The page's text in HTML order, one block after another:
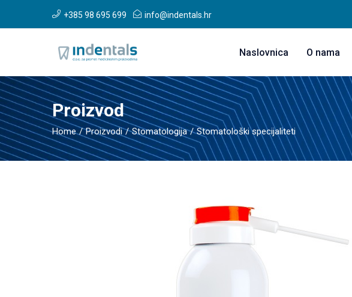
+385 98 695 699 info@indentals.hr
Naslovnica O nama
Proizvod
Home Proizvodi Stomatologija Stomatološki specijaliteti